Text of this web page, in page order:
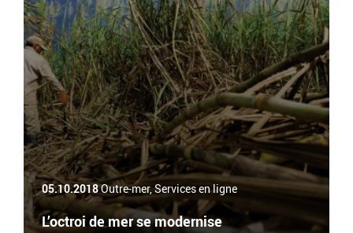
L’octroi de mer se modernise
05.10.2018Outre-mer, Services en ligne